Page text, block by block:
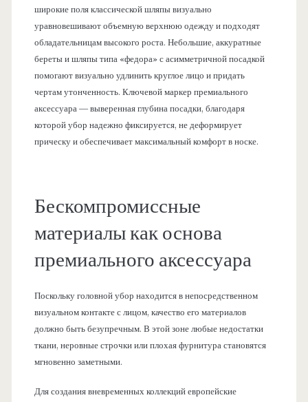
широкие поля классической шляпы визуально
уравновешивают объемную верхнюю одежду и подходят
обладательницам высокого роста. Небольшие, аккуратные
береты и шляпы типа «федора» с асимметричной посадкой
помогают визуально удлинить круглое лицо и придать
чертам утонченность. Ключевой маркер премиального
аксессуара — выверенная глубина посадки, благодаря
которой убор надежно фиксируется, не деформирует
прическу и обеспечивает максимальный комфорт в носке.
Бескомпромиссные
материалы как основа
премиального аксессуара
Поскольку головной убор находится в непосредственном
визуальном контакте с лицом, качество его материалов
должно быть безупречным. В этой зоне любые недостатки
ткани, неровные строчки или плохая фурнитура становятся
мгновенно заметными.
Для создания вневременных коллекций европейские